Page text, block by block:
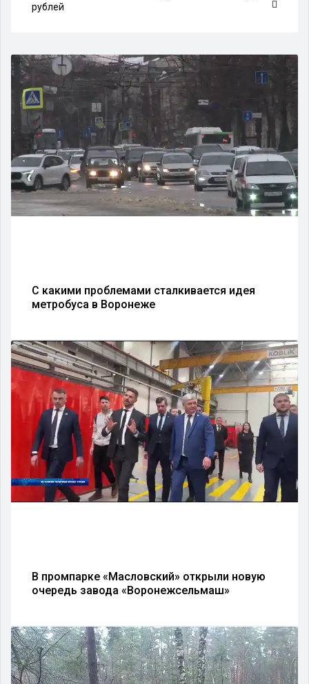
рублей
С какими проблемами сталкивается идея
метробуса в Воронеже
В промпарке «Масловский» открыли новую
очередь завода «Воронежсельмаш»